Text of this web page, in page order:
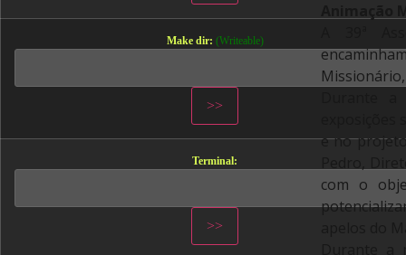
Make dir: (Writeable)
Terminal:
Animação
A 39ª
Durante
e no
Pedro,
com o
apelos do
Durante